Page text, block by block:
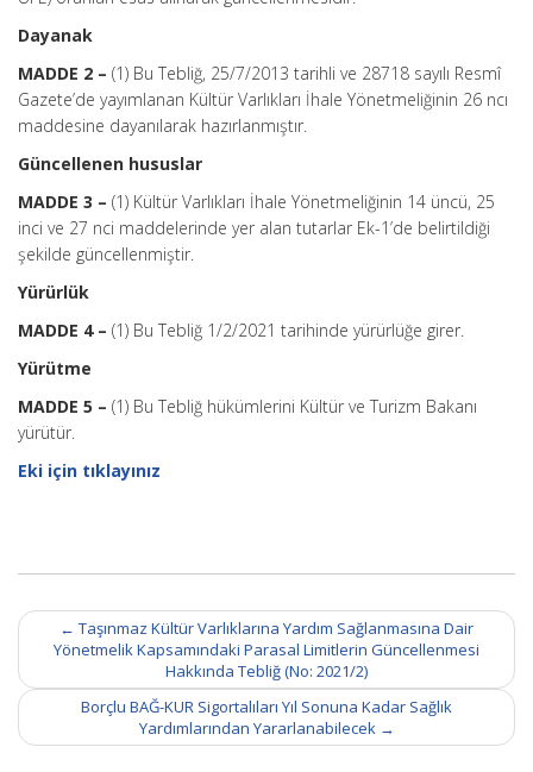
Dayanak
MADDE 2 – (1) Bu Tebliğ, 25/7/2013 tarihli ve 28718 sayılı Resmî
Gazete’de yayımlanan Kültür Varlıkları İhale Yönetmeliğinin 26 ncı
maddesine dayanılarak hazırlanmıştır.
Güncellenen hususlar
MADDE 3 – (1) Kültür Varlıkları İhale Yönetmeliğinin 14 üncü, 25
inci ve 27 nci maddelerinde yer alan tutarlar Ek-1’de belirtildiği
şekilde güncellenmiştir.
Yürürlük
MADDE 4 – (1) Bu Tebliğ 1/2/2021 tarihinde yürürlüğe girer.
Yürütme
MADDE 5 – (1) Bu Tebliğ hükümlerini Kültür ve Turizm Bakanı
yürütür.
Eki için tıklayınız
Post
navigation
← Taşınmaz Kültür Varlıklarına Yardım Sağlanmasına Dair
Yönetmelik Kapsamındaki Parasal Limitlerin Güncellenmesi
Hakkında Tebliğ (No: 2021/2)
Borçlu BAĞ-KUR Sigortalıları Yıl Sonuna Kadar Sağlık
Yardımlarından Yararlanabilecek →